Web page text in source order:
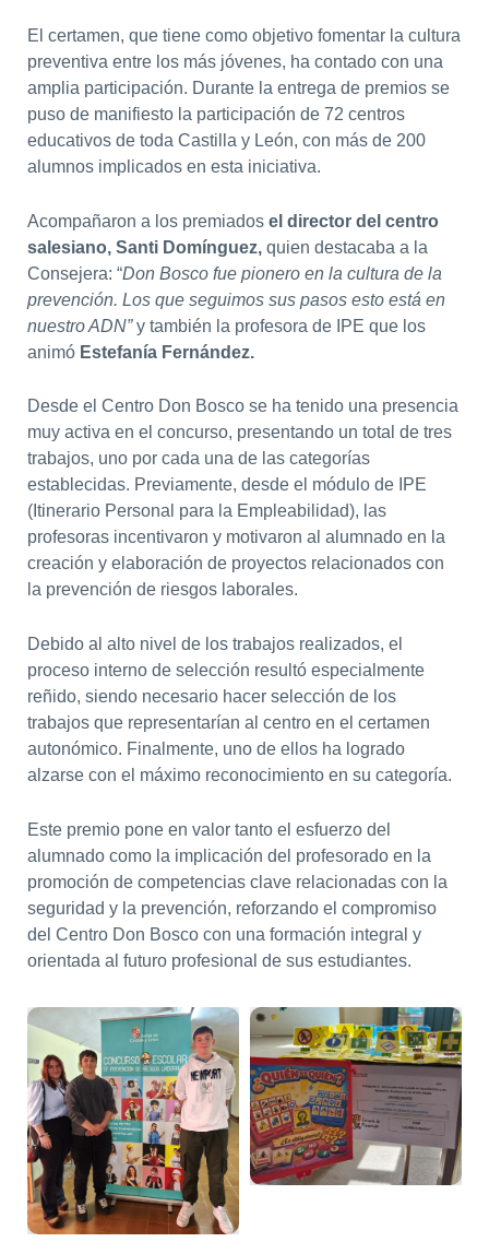
El certamen, que tiene como objetivo fomentar la cultura
preventiva entre los más jóvenes, ha contado con una
amplia participación. Durante la entrega de premios se
puso de manifiesto la participación de 72 centros
educativos de toda Castilla y León, con más de 200
alumnos implicados en esta iniciativa.
Acompañaron a los premiados el director del centro
salesiano, Santi Domínguez,quien destacaba a la
Consejera: “Don Bosco fue pionero en la cultura de la
prevención. Los que seguimos sus pasos esto está en
nuestro ADN”y también la profesora de IPE que los
animó Estefanía Fernández.
Desde el Centro Don Bosco se ha tenido una presencia
muy activa en el concurso, presentando un total de tres
trabajos, uno por cada una de las categorías
establecidas. Previamente, desde el módulo de IPE
(Itinerario Personal para la Empleabilidad), las
profesoras incentivaron y motivaron al alumnado en la
creación y elaboración de proyectos relacionados con
la prevención de riesgos laborales.
Debido al alto nivel de los trabajos realizados, el
proceso interno de selección resultó especialmente
reñido, siendo necesario hacer selección de los
trabajos que representarían al centro en el certamen
autonómico. Finalmente, uno de ellos ha logrado
alzarse con el máximo reconocimiento en su categoría.
Este premio pone en valor tanto el esfuerzo del
alumnado como la implicación del profesorado en la
promoción de competencias clave relacionadas con la
seguridad y la prevención, reforzando el compromiso
del Centro Don Bosco con una formación integral y
orientada al futuro profesional de sus estudiantes.